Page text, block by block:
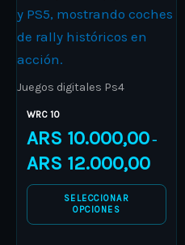
Juegos digitales Ps4
WRC 10
ARS 10.000,00 –
ARS 12.000,00
SELECCIONAR
OPCIONES
multiple
variants.
The
options
chosen
on
the
product